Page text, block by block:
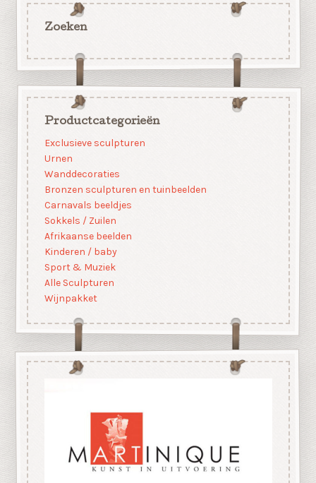
Zoeken
Productcategorieën
Exclusieve sculpturen
Urnen
Wanddecoraties
Bronzen sculpturen en tuinbeelden
Carnavals beeldjes
Sokkels / Zuilen
Afrikaanse beelden
Kinderen / baby
Sport & Muziek
Alle Sculpturen
Wijnpakket